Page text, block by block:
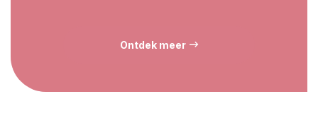
Ontdek meer